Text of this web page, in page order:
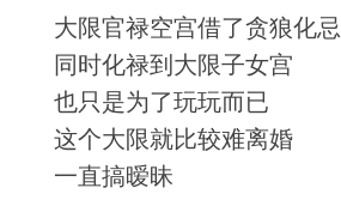
大限官禄空宫借了贪狼化忌
同时化禄到大限子女宫
也只是为了玩玩而已
这个大限就比较难离婚
一直搞暧昧